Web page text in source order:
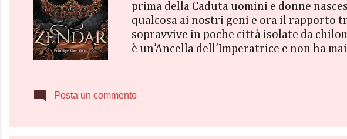
prima della Caduta uomini e donne
qualcosa ai nostri geni e ora il rapporto
sopravvive in poche città isolate da
è un’Ancella dell’Imperatrice e non ha
loro amore a fiorire in un mondo arido
Posta un commento